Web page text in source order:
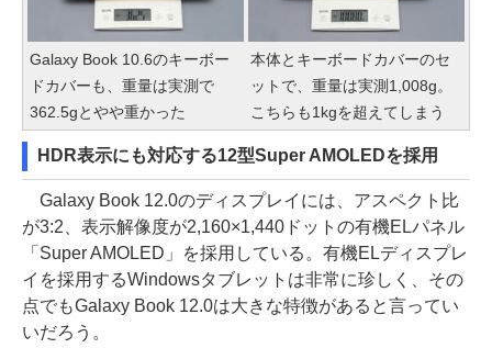
Galaxy Book 10.6のキーボー
ドカバーも、重量は実測で
362.5gとやや重かった
本体とキーボードカバーのセ
ットで、重量は実測1,008g。
こちらも1kgを超えてしまう
HDR表示にも対応する12型Super AMOLEDを採用
Galaxy Book 12.0のディスプレイには、アスペクト比
が3:2、表示解像度が2,160×1,440ドットの有機ELパネル
「Super AMOLED」を採用している。有機ELディスプレ
イを採用するWindowsタブレットは非常に珍しく、その
点でもGalaxy Book 12.0は大きな特徴があると言ってい
いだろう。